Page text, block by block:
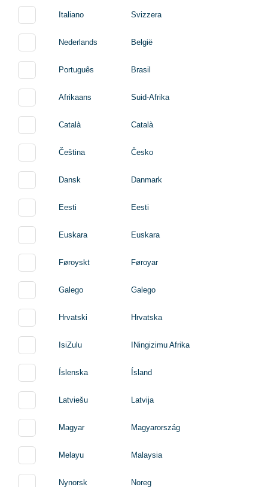
Italiano Svizzera
Nederlands België
Português Brasil
Afrikaans Suid-Afrika
Català Català
Čeština Česko
Dansk Danmark
Eesti Eesti
Euskara Euskara
Føroyskt Føroyar
Galego Galego
Hrvatski Hrvatska
IsiZulu INingizimu Afrika
Íslenska Ísland
Latviešu Latvija
Magyar Magyarország
Melayu Malaysia
Nynorsk Noreg